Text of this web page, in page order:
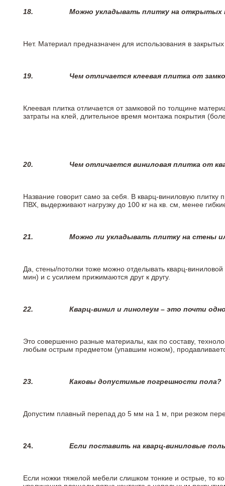
18. Можно укладывать плитку на открытых
Нет. Материал предназначен для использования в
19. Чем отличается клеевая плитка от
Клеевая плитка отличается от замковой по толщине
затраты на клей, длительное время монтажа покрытия
20. Чем отличается виниловая плитка от
Название говорит само за себя. В кварц-виниловую
ПВХ, выдерживают нагрузку до 100 кг на кв. см, менее
21. Можно ли укладывать плитку на стены
Да, стены/потолки тоже можно отделывать кварц-
мин) и с усилием прижимаются друг к другу.
22. Кварц-винил и линолеум – это почти
Это совершенно разные материалы, как по составу,
любым острым предметом (упавшим ножом),
23. Каковы допустимые погрешности пола?
Допустим плавный перепад до 5 мм на 1 м, при резком
24. Если поставить на кварц-виниловые
Если ножки тяжелой мебели слишком тонкие и острые, то